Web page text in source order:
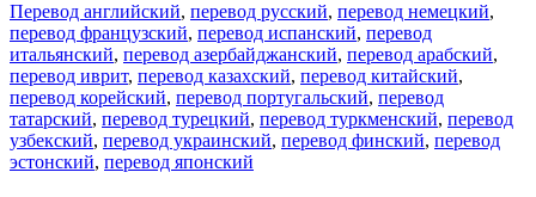
Перевод английский, перевод русский, перевод немецкий,
перевод французский, перевод испанский, перевод
итальянский, перевод азербайджанский, перевод арабский,
перевод иврит, перевод казахский, перевод китайский,
перевод корейский, перевод португальский, перевод
татарский, перевод турецкий, перевод туркменский, перевод
узбекский, перевод украинский, перевод финский, перевод
эстонский, перевод японский